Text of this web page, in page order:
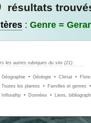
résultats
:Genre =
les autres rubriques du site (21):
Géographie • Géologie • Climat
•
Toutes les plantes
• Familles et genres
Infloralhp
• Données • Liens,